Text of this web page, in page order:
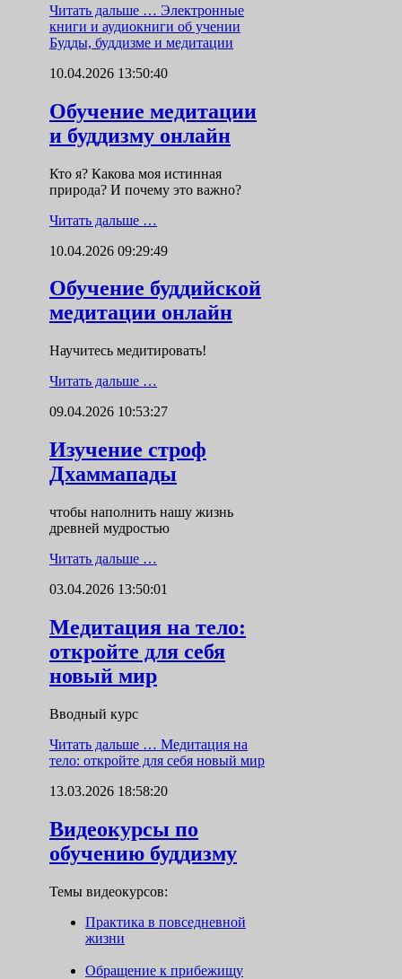
Читать дальше … Электронные
книги и аудиокниги об учении
Будды, буддизме и медитации
10.04.2026 13:50:40
Обучение медитации
и буддизму онлайн
Кто я? Какова моя истинная
природа? И почему это важно?
Читать дальше …
10.04.2026 09:29:49
Обучение буддийской
медитации онлайн
Научитесь медитировать!
Читать дальше …
09.04.2026 10:53:27
Изучение строф
Дхаммапады
чтобы наполнить нашу жизнь
древней мудростью
Читать дальше …
03.04.2026 13:50:01
Медитация на тело:
откройте для себя
новый мир
Вводный курс
Читать дальше … Медитация на
тело: откройте для себя новый мир
13.03.2026 18:58:20
Видеокурсы по
обучению буддизму
Темы видеокурсов:
Практика в повседневной
жизни
Обращение к прибежищу